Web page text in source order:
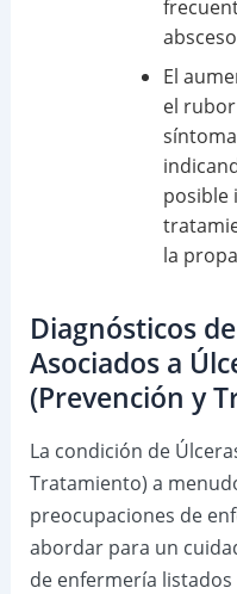
El
el
posible
la
Diagnósticos
Asociados a
(Prevención y
La condición de
Tratamiento) a
preocupaciones de
abordar para un
de enfermería